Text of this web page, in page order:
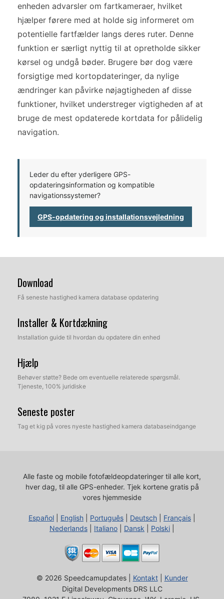
enheden advarsler om fartkameraer, hvilket
hjælper førere med at holde sig informeret om
potentielle fartfælder langs deres ruter. Denne
funktion er særligt nyttig til at opretholde sikker
kørsel og undgå bøder. Brugere bør dog være
forsigtige med kortopdateringer, da nylige
ændringer kan påvirke nøjagtigheden af disse
funktioner, hvilket understreger vigtigheden af at
bruge de mest opdaterede kortdata for pålidelig
navigation.
Leder du efter yderligere GPS-
opdateringsinformation og kompatible
navigationssystemer?
GPS-opdatering og installationsvejledning
Download
Få seneste hastighed kamera database opdatering
Installer & Kortdækning
Installation guide til hvordan du opdatere din enhed
Hjælp
Behøver støtte? Bede om eventuelle relaterede spørgsmål.
Tjeneste, 100% juridiske
Seneste poster
Tag et kig på vores nyeste hastighed kamera databaseindgange
Alle faste og mobile fotofældeopdateringer til alle kort,
hver dag, til alle GPS-enheder. Tjek kortene gratis på
vores hjemmeside
Español English Português Deutsch Français
Nederlands
Italiano Dansk Polski
© 2026 Speedcamupdates | Kontakt| Kunder
Digital Developments DRS LLC